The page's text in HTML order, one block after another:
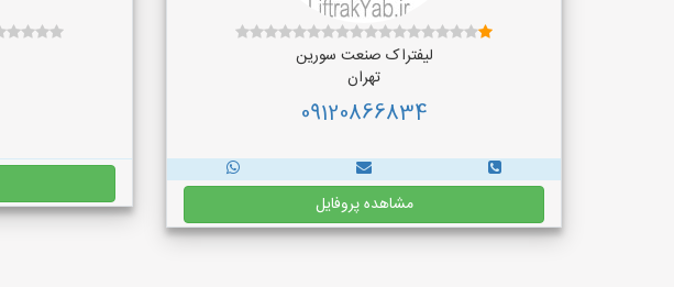
لیفتراک صنعت سورین
تهران
09120866834
مشاهده پروفایل